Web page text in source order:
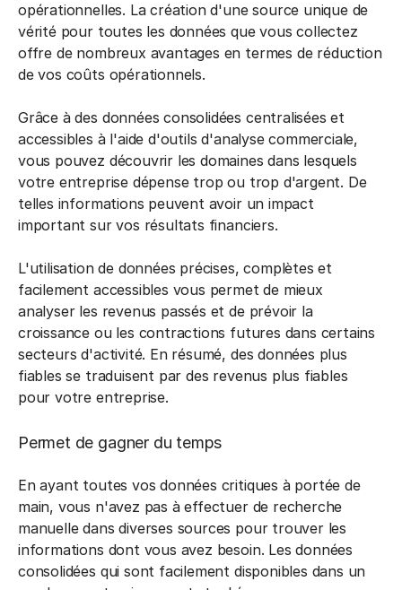
opérationnelles. La création d'une source unique de
vérité pour toutes les données que vous collectez
offre de nombreux avantages en termes de réduction
de vos coûts opérationnels.
Grâce à des données consolidées centralisées et
accessibles à l'aide d'outils d'analyse commerciale,
vous pouvez découvrir les domaines dans lesquels
votre entreprise dépense trop ou trop d'argent. De
telles informations peuvent avoir un impact
important sur vos résultats financiers.
L'utilisation de données précises, complètes et
facilement accessibles vous permet de mieux
analyser les revenus passés et de prévoir la
croissance ou les contractions futures dans certains
secteurs d'activité. En résumé, des données plus
fiables se traduisent par des revenus plus fiables
pour votre entreprise.
Permet de gagner du temps
En ayant toutes vos données critiques à portée de
main, vous n'avez pas à effectuer de recherche
manuelle dans diverses sources pour trouver les
informations dont vous avez besoin. Les données
consolidées qui sont facilement disponibles dans un